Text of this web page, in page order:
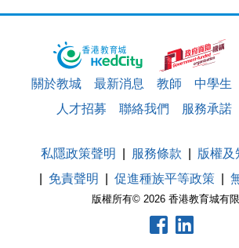
關於教城 最新消息 教師 中學生
人才招募
聯絡我們 服務承諾
版權所有© 2026 香港教育城有
私隱政策聲明 服務條款
版權及
免責聲明
促進種族平等政策